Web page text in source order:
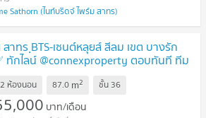
Sathorn (ไนท์บริดจ์ ไพร์ม สาทร)
สาทร ฺBTS-เซนต์หลุยส์ สีลม เขต บางรัก
ทักไลน์ @connexproperty ตอบทันที ทีม
2 ห้องนอน 87.0 m2 ชั้น 36
บาท/เดือน